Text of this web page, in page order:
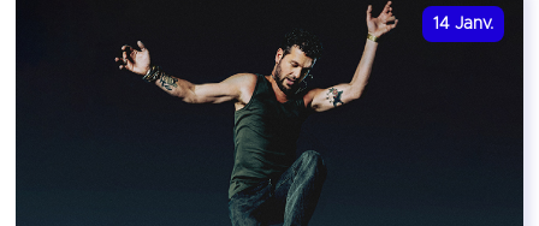
14 Janv.